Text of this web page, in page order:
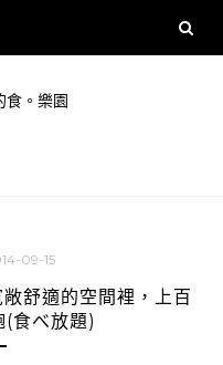
09-15
舒適的空間裡，上百
(食べ放題)